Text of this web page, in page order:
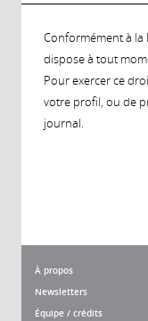
Conformément à la
dispose à tout
Pour exercer ce
votre profil, ou de
journal.
À propos
Newsletters
Équipe / crédits